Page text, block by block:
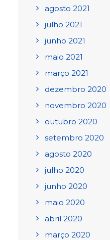
agosto 2021
julho 2021
junho 2021
maio 2021
março 2021
dezembro 2020
novembro 2020
outubro 2020
setembro 2020
agosto 2020
julho 2020
junho 2020
maio 2020
abril 2020
março 2020